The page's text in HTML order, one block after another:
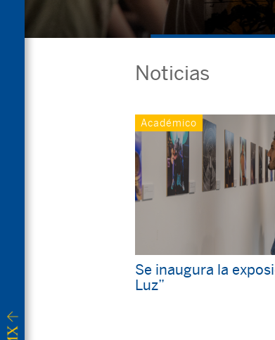
Noticias
Académico
Se inaugura la
Luz”